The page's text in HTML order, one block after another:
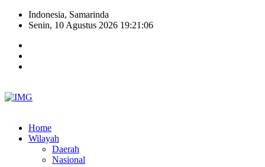
Indonesia, Samarinda
Senin, 10 Agustus 2026 19:21:07
Home
Wilayah
Daerah
Nasional